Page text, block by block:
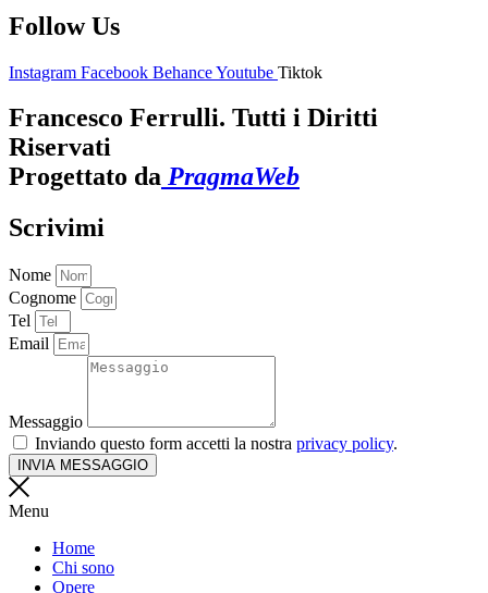
Follow Us
Instagram Facebook BehanceYoutube Tiktok
Francesco Ferrulli. Tutti i Diritti
Riservati
Progettato da PragmaWeb
Scrivimi
Nome
Cognome
Tel
Email
Messaggio
Inviando questo form accetti la nostra privacy policy.
INVIA MESSAGGIO
Menu
Home
Chi sono
Opere